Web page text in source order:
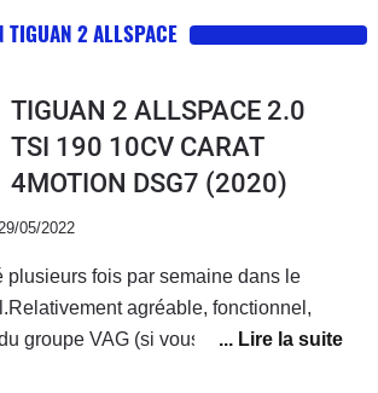
TIGUAN 2 ALLSPACE
TIGUAN 2 ALLSPACE 2.0
TSI 190 10CV CARAT
4MOTION DSG7 (2020)
05/2022
plusieurs fois par semaine dans le
agréable, fonctionnel,
groupe VAG (si vous recherchez du